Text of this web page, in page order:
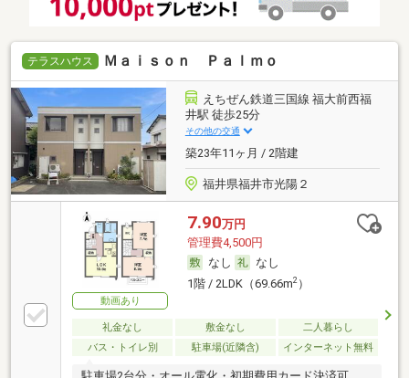
テラスハウス Ｍａｉｓｏｎ Ｐａｌｍｏ
えちぜん鉄道三国線 福大前西福
井駅 徒歩25分
その他の交通
築23年11ヶ月 / 2階建
福井県福井市光陽２
動画あり
7.90万円
管理費4,500円
なし
なし
1階 / 2LDK（69.66m2）
礼金なし 敷金なし
二人暮らし
バス・トイレ別
駐車場(近隣含) インターネット無料